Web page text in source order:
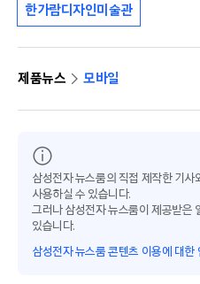
한가람디자인미술관
제품뉴스 모바일
삼성전자 뉴스룸의 직접 제작한 기사
사용하실 수 있습니다.
그러나 삼성전자 뉴스룸이 제공받은
있습니다.
삼성전자 뉴스룸 콘텐츠 이용에 대한